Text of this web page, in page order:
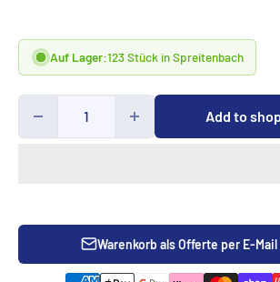
Auf Lager:123 Stück in Spreitenbach
Add to
Warenkorb als Offerte per E-